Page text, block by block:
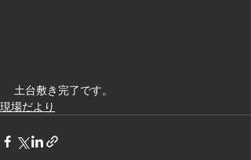
土台敷き完了です。
現場だより